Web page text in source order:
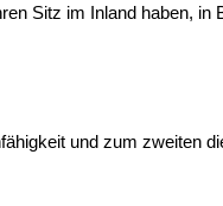
Sitz im Inland haben, in
und zum zweiten